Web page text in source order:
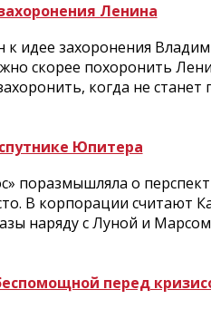
Ленина
идее захоронения
скорее похоронить
когда не
Юпитера
поразмышляла о
В корпорации считают
наряду с Луной и
перед